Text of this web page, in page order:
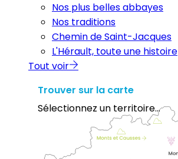
Nos plus belles abbayes
Nos traditions
Chemin de Saint-Jacques
L'Hérault, toute une histoire
Tout voir
Trouver sur la carte
Sélectionnez un territoire...